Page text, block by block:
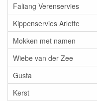
Faliang Verenservies
Kippenservies Arlette
Mokken met namen
Wiebe van der Zee
Gusta
Kerst